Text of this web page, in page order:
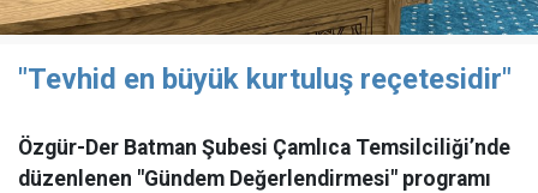
"Tevhid en büyük kurtuluş reçetesidir"
Özgür-Der Batman Şubesi Çamlıca Temsilciliği’nde
düzenlenen "Gündem Değerlendirmesi" programı